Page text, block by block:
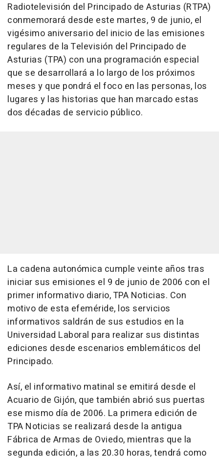
Radiotelevisión del Principado de Asturias (RTPA)
conmemorará desde este martes, 9 de junio, el
vigésimo aniversario del inicio de las emisiones
regulares de la Televisión del Principado de
Asturias (TPA) con una programación especial
que se desarrollará a lo largo de los próximos
meses y que pondrá el foco en las personas, los
lugares y las historias que han marcado estas
dos décadas de servicio público.
La cadena autonómica cumple veinte años tras
iniciar sus emisiones el 9 de junio de 2006 con el
primer informativo diario, TPA Noticias. Con
motivo de esta efeméride, los servicios
informativos saldrán de sus estudios en la
Universidad Laboral para realizar sus distintas
ediciones desde escenarios emblemáticos del
Principado.
Así, el informativo matinal se emitirá desde el
Acuario de Gijón, que también abrió sus puertas
ese mismo día de 2006. La primera edición de
TPA Noticias se realizará desde la antigua
Fábrica de Armas de Oviedo, mientras que la
segunda edición, a las 20.30 horas, tendrá como